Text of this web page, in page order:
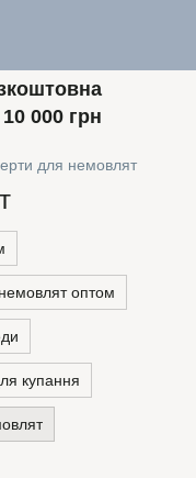
000 грн
для немовлят
оптом
купання